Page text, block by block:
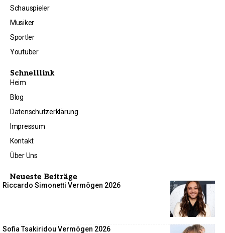
Schauspieler
Musiker
Sportler
Youtuber
Schnelllink
Heim
Blog
Datenschutzerklärung
Impressum
Kontakt
Über Uns
Neueste Beiträge
Riccardo Simonetti Vermögen 2026
Sofia Tsakiridou Vermögen 2026